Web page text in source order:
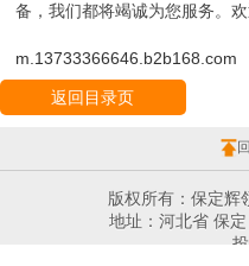
备，我们都将竭诚为您服务。
m.13733366646.b2b168.com
返回目录页
版权所有：保定辉
地址：河北省 保